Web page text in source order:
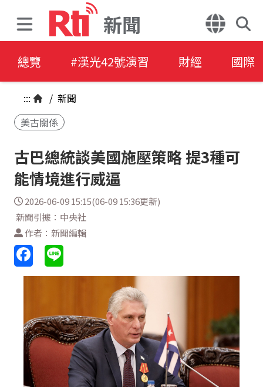
新聞
總覽 #漢光42號演習 財經 國際
::: / 新聞
美古關係
古巴總統談美國施壓策略 提3種可
能情境進行威逼
2026-06-09 15:15(06-09 15:36更新)
新聞引據：中央社
作者：新聞編輯